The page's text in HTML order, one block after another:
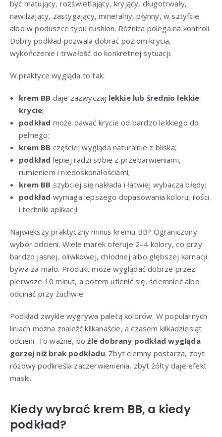
być matujący, rozświetlający, kryjący, długotrwały,
nawilżający, zastygający, mineralny, płynny, w sztyfcie
albo w poduszce typu cushion. Różnica polega na kontroli.
Dobry podkład pozwala dobrać poziom krycia,
wykończenie i trwałość do konkretnej sytuacji.
W praktyce wygląda to tak:
krem BB daje zazwyczaj lekkie lub średnio lekkie
krycie;
podkład może dawać krycie od bardzo lekkiego do
pełnego;
krem BB częściej wygląda naturalnie z bliska;
podkład lepiej radzi sobie z przebarwieniami,
rumieniem i niedoskonałościami;
krem BB szybciej się nakłada i łatwiej wybacza błędy;
podkład wymaga lepszego dopasowania koloru, ilości
i techniki aplikacji.
Największy praktyczny minus kremu BB? Ograniczony
wybór odcieni. Wiele marek oferuje 2–4 kolory, co przy
bardzo jasnej, oliwkowej, chłodnej albo głębszej karnacji
bywa za mało. Produkt może wyglądać dobrze przez
pierwsze 10 minut, a potem utlenić się, ściemnieć albo
odcinać przy żuchwie.
Podkład zwykle wygrywa paletą kolorów. W popularnych
liniach można znaleźć kilkanaście, a czasem kilkadziesiąt
odcieni. To ważne, boźle dobrany podkład wygląda
gorzej niż brak podkładu. Zbyt ciemny postarza, zbyt
różowy podkreśla zaczerwienienia, zbyt żółty daje efekt
maski.
Kiedy wybrać krem BB, a kiedy
podkład?